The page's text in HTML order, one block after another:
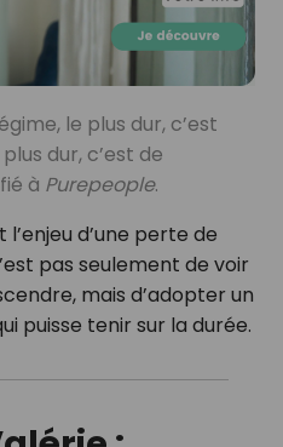
le plus dur, c’est
dur, c’est de
à Purepeople.
d’une perte de
pas seulement de voir
mais d’adopter un
puisse tenir sur la durée.